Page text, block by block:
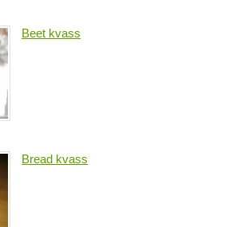
Beet kvass
Bread kvass